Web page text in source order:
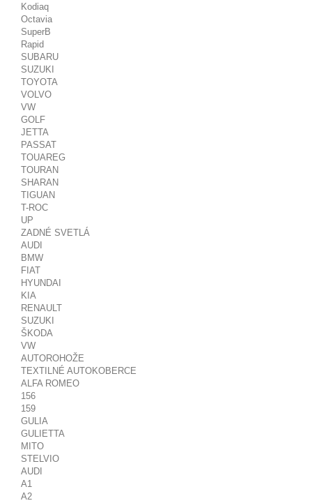
Kodiaq
Octavia
SuperB
Rapid
SUBARU
SUZUKI
TOYOTA
VOLVO
VW
GOLF
JETTA
PASSAT
TOUAREG
TOURAN
SHARAN
TIGUAN
T-ROC
UP
ZADNÉ SVETLÁ
AUDI
BMW
FIAT
HYUNDAI
KIA
RENAULT
SUZUKI
ŠKODA
VW
AUTOROHOŽE
TEXTILNÉ AUTOKOBERCE
ALFA ROMEO
156
159
GULIA
GULIETTA
MITO
STELVIO
AUDI
A1
A2